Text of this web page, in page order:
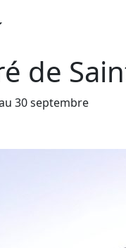
de
30 septembre